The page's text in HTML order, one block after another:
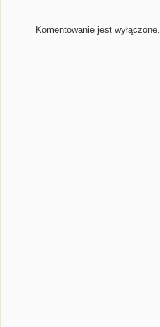
Komentowanie jest wyłączone.